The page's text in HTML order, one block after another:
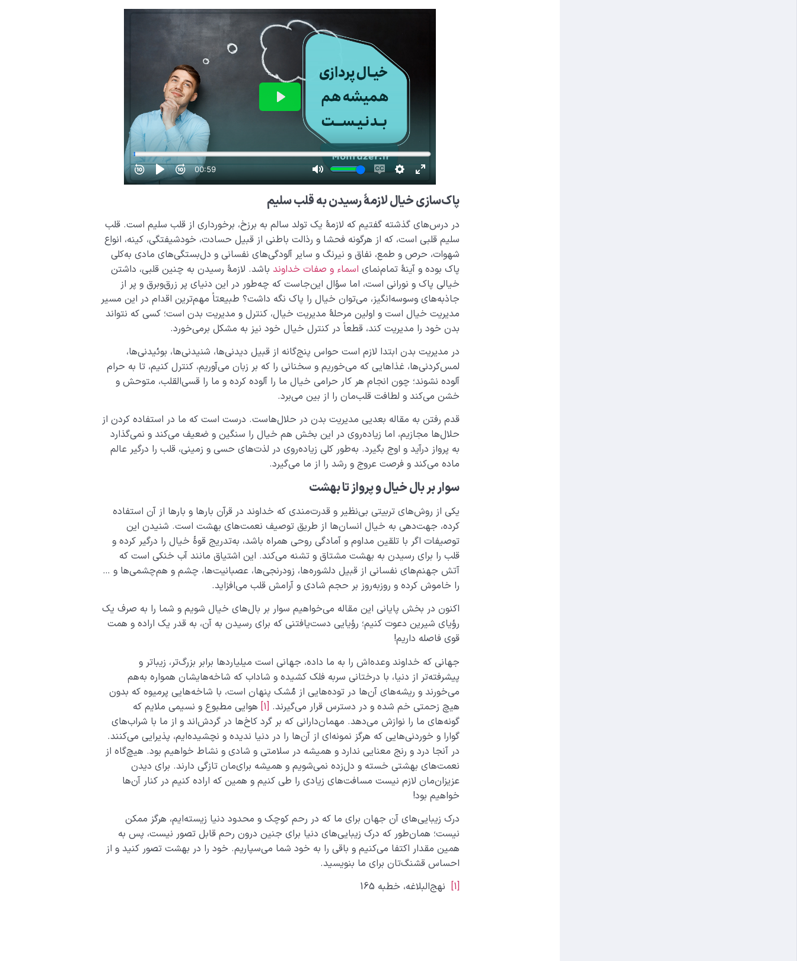
پاک‌سازی خیال لازمۀ رسیدن به قلب سلیم
در درس‌های گذشته گفتیم که لازمۀ یک تولد سالم به برزخ، برخورداری از قلب سلیم است. قلب
سلیم قلبی است، که از هرگونه فحشا و رذالت باطنی از قبیل حسادت، خودشیفتگی، کینه، انواع
شهوات، حرص و طمع، نفاق و نیرنگ و سایر آلودگی‌های نفسانی و دل‌بستگی‌های مادی به‌کلی
پاک بوده و آینۀ تمام‌نمای اسماء و صفات خداوند باشد. لازمۀ رسیدن به چنین قلبی، داشتن
خیالی پاک و نورانی است، اما سؤال این‌جاست که چه‌طور در این دنیای پر زرق‌وبرق و پر از
جاذبه‌های وسوسه‌انگیز، می‌توان خیال را پاک نگه داشت؟ طبیعتاً مهم‌ترین اقدام در این مسیر
مدیریت خیال است و اولین مرحلۀ مدیریت خیال، کنترل و مدیریت بدن است؛ کسی که نتواند
بدن خود را مدیریت کند، قطعاً در کنترل خیال خود نیز به مشکل برمی‌خورد.
در مدیریت بدن ابتدا لازم است حواس پنج‌گانه از قبیل دیدنی‌ها، شنیدنی‌ها، بوئیدنی‌ها،
لمس‌کردنی‌ها، غذاهایی که می‌خوریم و سخنانی را که بر زبان می‌آوریم، کنترل کنیم، تا به حرام
آلوده نشوند؛ چون انجام هر کار حرامی خیال ما را آلوده کرده و ما را قسی‌القلب، متوحش و
خشن می‌کند و لطافت قلب‌مان را از بین می‌برد.
قدم رفتن به مقاله بعدیی مدیریت بدن در حلال‌هاست. درست است که ما در استفاده کردن از
حلال‌ها مجازیم، اما زیاده‌روی در این بخش هم خیال را سنگین و ضعیف می‌کند و نمی‌گذارد
به پرواز درآید و اوج بگیرد. به‌طور کلی زیاده‌روی در لذت‌های حسی و زمینی، قلب را درگیر عالم
ماده می‌کند و فرصت عروج و رشد را از ما می‌گیرد.
سوار بر بال خیال و پرواز تا بهشت
یکی از روش‌های تربیتی بی‌نظیر و قدرت‌مندی که خداوند در قرآن بارها و بارها از آن استفاده
کرده، جهت‌دهی به خیال انسان‌ها از طریق توصیف نعمت‌های بهشت است. شنیدن این
توصیفات اگر با تلقین مداوم و آمادگی روحی همراه باشد، به‌تدریج قوۀ خیال را درگیر کرده و
قلب را برای رسیدن به بهشت مشتاق و تشنه می‌کند. این اشتیاق مانند آب خنکی است که
آتش جهنم‌های نفسانی از قبیل دلشوره‌ها، زودرنجی‌ها، عصبانیت‌ها، چشم و هم‌چشمی‌ها و …
را خاموش کرده و روزبه‌روز بر حجم شادی و آرامش قلب می‌افزاید.
اکنون در بخش پایانی این مقاله می‌خواهیم سوار بر بال‌های خیال شویم و شما را به صرف یک
رؤیای شیرین دعوت کنیم؛ رؤیایی دست‌یافتنی که برای رسیدن به آن، به قدر یک اراده و همت
قوی فاصله داریم!
جهانی که خداوند وعده‌اش را به ما داده، جهانی است میلیاردها برابر بزرگ‌تر، زیباتر و
پیشرفته‌تر از دنیا، با درختانی سربه فلک کشیده و شاداب که شاخه‌هایشان همواره به‌هم
می‌خورند و ریشه‌های آن‌ها در توده‌هایی از مُشک پنهان است، با شاخه‌هایی پرمیوه که بدون
هیچ زحمتی خم شده و در دسترس قرار می‌گیرند. [1]
هوایی مطبوع و نسیمی ملایم که
گونه‌های ما را نوازش می‌دهد. مهمان‌دارانی که بر گرد کاخ‌ها در گردش‌اند و از ما با شراب‌های
گوارا و خوردنی‌هایی که هرگز نمونه‌ای از آن‌ها را در دنیا ندیده و نچشیده‌ایم، پذیرایی می‌کنند.
در آنجا درد و رنج معنایی ندارد و همیشه در سلامتی و شادی و نشاط خواهیم بود. هیچ‌‌گاه از
نعمت‌های بهشتی خسته و دل‌زده نمی‌شویم و همیشه برای‌مان تازگی دارند. برای دیدن
عزیزان‌مان لازم نیست مسافت‌های زیادی را طی کنیم و همین که اراده کنیم در کنار آن‌ها
خواهیم بود!
درک زیبایی‌های آن جهان برای ما که در رحم کوچک و محدود دنیا زیسته‌ایم، هرگز ممکن
نیست؛ همان‌طور که درک زیبایی‌های دنیا برای جنین درون رحم قابل تصور نیست، پس به
همین مقدار اکتفا می‌کنیم و باقی را به خود شما می‌سپاریم. خود را در بهشت تصور کنید و از
احساس قشنگ‌تان برای ما بنویسید.
[1]
نهج‌البلاغه، خطبه 165